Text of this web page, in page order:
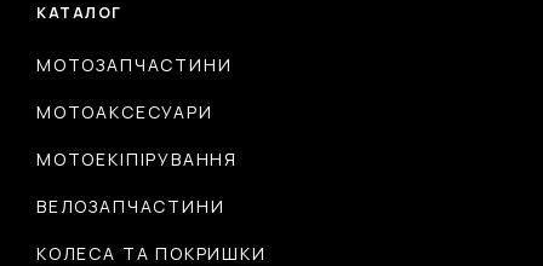
КАТАЛОГ
МОТОЗАПЧАСТИНИ
МОТОАКСЕСУАРИ
МОТОЕКІПІРУВАННЯ
ВЕЛОЗАПЧАСТИНИ
КОЛЕСА ТА ПОКРИШКИ